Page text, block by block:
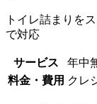
トイレ詰まりを
で対応
サービス
年中
料金・費用 クレ